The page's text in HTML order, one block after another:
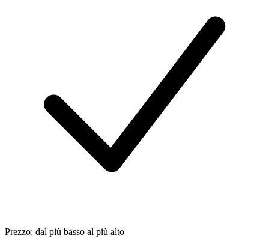
Prezzo: dal più basso al più alto